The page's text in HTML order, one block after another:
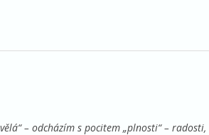
– odcházím s pocitem „plnosti“ – radosti,